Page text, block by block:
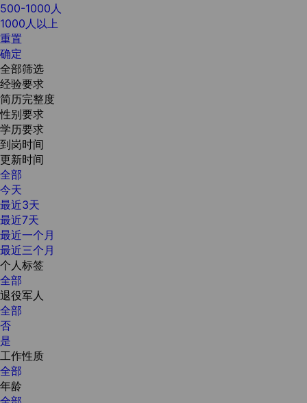
500-1000人
1000人以上
重置
确定
全部筛选
经验要求
简历完整度
性别要求
学历要求
到岗时间
更新时间
全部
今天
最近3天
最近7天
最近一个月
最近三个月
个人标签
全部
退役军人
全部
否
是
工作性质
全部
年龄